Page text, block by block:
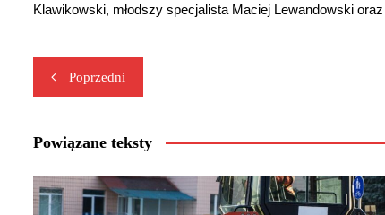
Klawikowski, młodszy specjalista Maciej Lewandowski
Nawigacja
wpisu
Poprzedni
Powiązane teksty